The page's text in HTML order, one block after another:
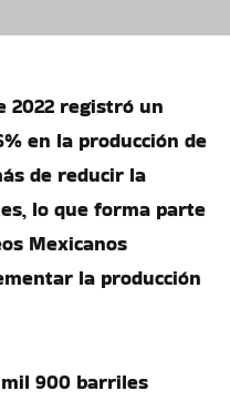
2022 registró un
en la producción de
de reducir la
lo que forma parte
Mexicanos
la producción
900 barriles